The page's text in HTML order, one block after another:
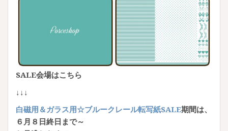
SALE会場はこちら
↓↓↓
白磁用＆ガラス用☆ブルークレール転写紙SALE期間は、
６月８日終日まで～